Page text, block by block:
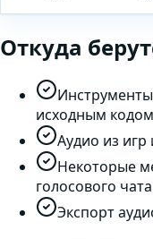
Откуда
исходным кодом
Аудио из
Некоторые
голосового чата
Экспорт